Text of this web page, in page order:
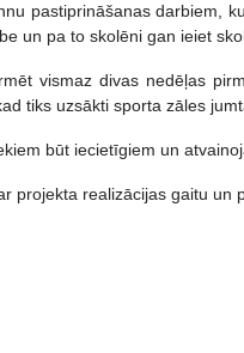
pastiprināšanas darbiem,
un pa to skolēni gan ieiet
vismaz divas nedēļas
tiks uzsākti sporta zāles
būt iecietīgiem un
projekta realizācijas gaitu un